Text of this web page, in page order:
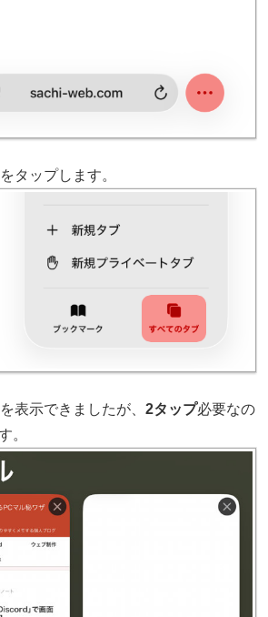
をタップします。
を表示できましたが、2タップ必要なの
。